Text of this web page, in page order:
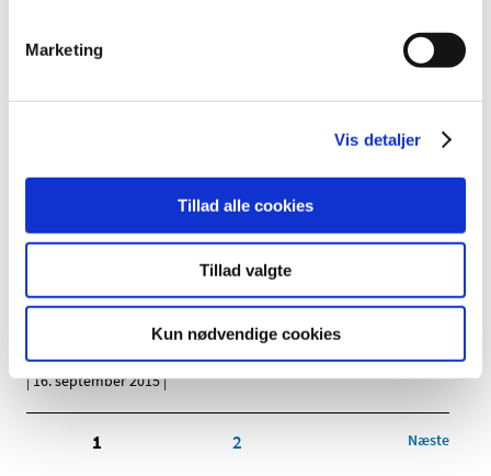
Marketing
Vis detaljer
Tillad alle cookies
Tillad valgte
Kun nødvendige cookies
AXIOM Artis SW version VB23N/P
|16. september 2015|
PVT Bulk Loader Module
|16. september 2015|
1 2 Næste